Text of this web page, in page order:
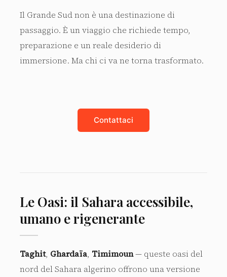
Il Grande Sud non è una destinazione di
passaggio. È un viaggio che richiede tempo,
preparazione e un reale desiderio di
immersione. Ma chi ci va ne torna trasformato.
Contattaci
Le Oasi: il Sahara accessibile,
umano e rigenerante
Taghit, Ghardaïa, Timimoun— queste oasi del
nord del Sahara algerino offrono una versione